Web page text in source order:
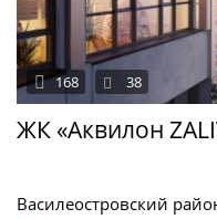
ЖК «Аквилон
168 38
Василеостровский